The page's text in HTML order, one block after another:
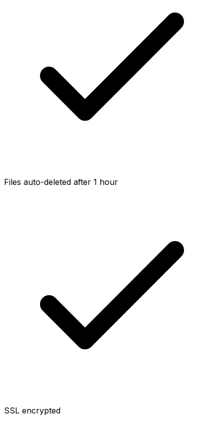
Files auto-deleted after 1 hour
SSL encrypted